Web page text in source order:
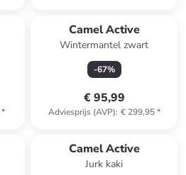
*
Camel Active
Wintermantel zwart
-67%
€ 95,99
Adviesprijs (AVP): € 299,95*
Camel Active
Jurk kaki